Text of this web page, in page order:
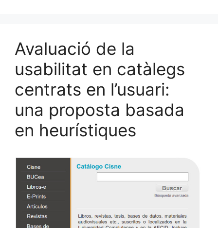
Avaluació de la
usabilitat en catàlegs
centrats en l’usuari:
una proposta basada
en heurístiques